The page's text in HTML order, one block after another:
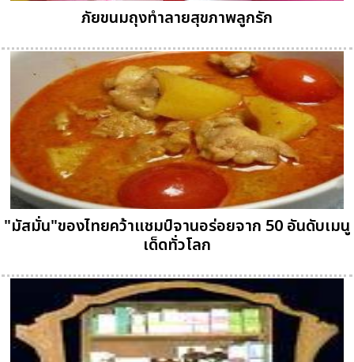
ภัยขนมถุงทำลายสุขภาพลูกรัก
"มัสมั่น"ของไทยคว้าแชมป์จานอร่อยจาก 50 อันดับเมนู
เด็ดทั่วโลก